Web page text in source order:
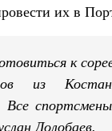
их в
к
из
Все
Долобаев.